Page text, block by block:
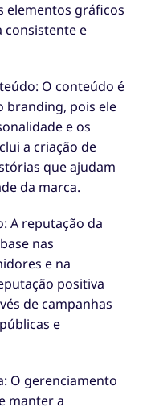
elementos gráficos
consistente e
O conteúdo é
branding, pois ele
e os
a criação de
que ajudam
da marca.
A reputação da
nas
e na
positiva
de campanhas
e
O gerenciamento
manter a